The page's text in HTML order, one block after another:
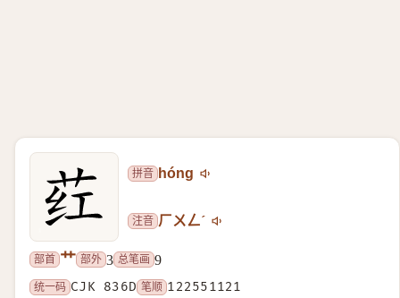
拼音 hóng
注音 ㄏㄨㄥˊ
部首 艹 部外 3 总笔画 9
统一码 CJK 836D 笔顺 122551121